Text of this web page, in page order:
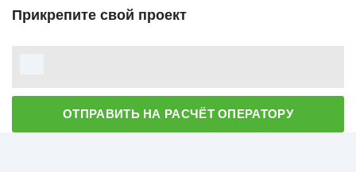
Прикрепите свой проект
ОТПРАВИТЬ НА РАСЧЁТ ОПЕРАТОРУ